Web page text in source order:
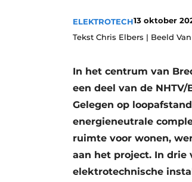
Video’s
ELEKTROTECH13 oktober
Tekst Chris Elbers | Beeld
In het centrum van
een deel van de
Gelegen op
energieneutrale
ruimte voor wonen,
aan het project. In
elektrotechnische